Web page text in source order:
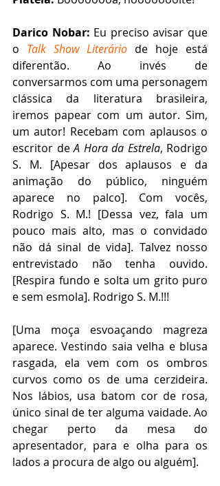
Darico Nobar: Eu preciso avisar que
o Talk Show Literário de hoje está
diferentão. Ao invés de
conversarmos com uma personagem
clássica da literatura brasileira,
iremos papear com um autor. Sim,
um autor! Recebam com aplausos o
escritor de A Hora da Estrela, Rodrigo
S. M. [Apesar dos aplausos e da
animação do público, ninguém
aparece no palco]. Com vocês,
Rodrigo S. M.! [Dessa vez, fala um
pouco mais alto, mas o convidado
não dá sinal de vida]. Talvez nosso
entrevistado não tenha ouvido.
[Respira fundo e solta um grito puro
e sem esmola]. Rodrigo S. M.!!!
[Uma moça esvoaçando magreza
aparece. Vestindo saia velha e blusa
rasgada, ela vem com os ombros
curvos como os de uma cerzideira.
Nos lábios, usa batom cor de rosa,
único sinal de ter alguma vaidade. Ao
chegar perto da mesa do
apresentador, para e olha para os
lados a procura de algo ou alguém].